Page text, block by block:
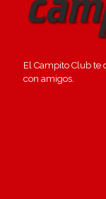
El Campito Club te
con amigos.